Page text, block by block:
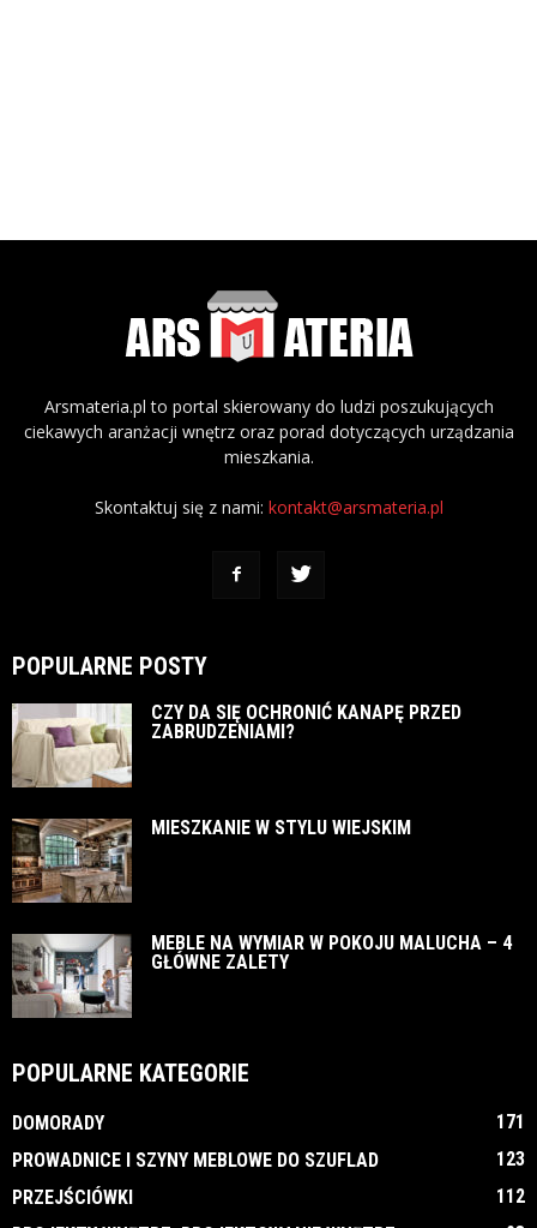
Arsmateria.pl to portal skierowany do ludzi poszukujących
ciekawych aranżacji wnętrz oraz porad dotyczących urządzania
mieszkania.
Skontaktuj się z nami: kontakt@arsmateria.pl
POPULARNE POSTY
CZY DA SIĘ OCHRONIĆ KANAPĘ PRZED
ZABRUDZENIAMI?
MIESZKANIE W STYLU WIEJSKIM
MEBLE NA WYMIAR W POKOJU MALUCHA – 4
GŁÓWNE ZALETY
POPULARNE KATEGORIE
DOMORADY
171
PROWADNICE I SZYNY MEBLOWE DO SZUFLAD
123
PRZEJŚCIÓWKI
112